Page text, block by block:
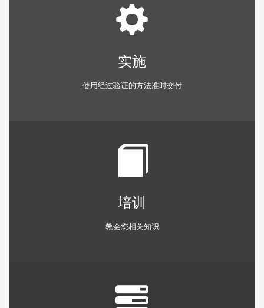
实施
使用经过验证的方法准时交付
培训
教会您相关知识